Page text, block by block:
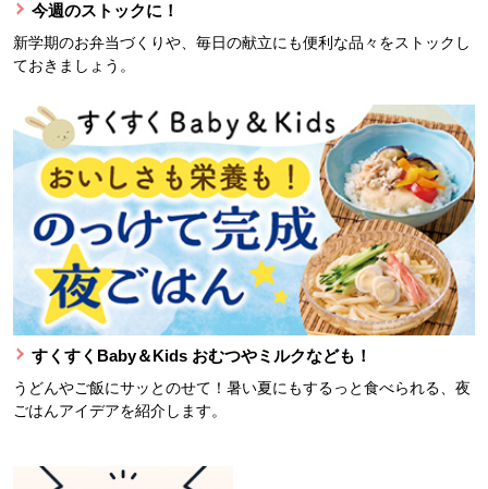
今週のストックに！
新学期のお弁当づくりや、毎日の献立にも便利な品々をストックし
ておきましょう。
すくすくBaby＆Kids おむつやミルクなども！
うどんやご飯にサッとのせて！暑い夏にもするっと食べられる、夜
ごはんアイデアを紹介します。